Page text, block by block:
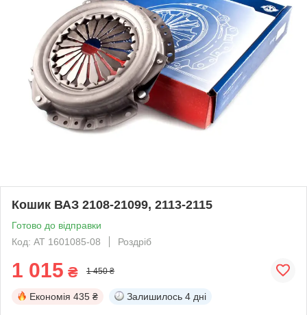
Кошик ВАЗ 2108-21099, 2113-2115
Готово до відправки
Код: AT 1601085-08
Роздріб
1 015 ₴ 1 450 ₴
Економія 435 ₴ Залишилось 4 дні